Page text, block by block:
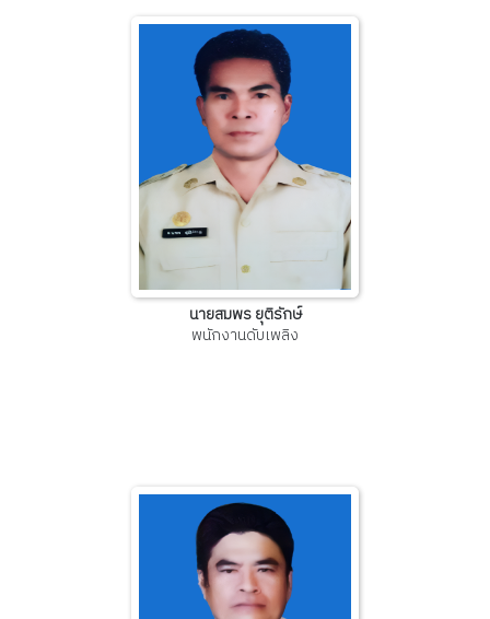
นายสมพร ยุติรักษ์
พนักงานดับเพลิง